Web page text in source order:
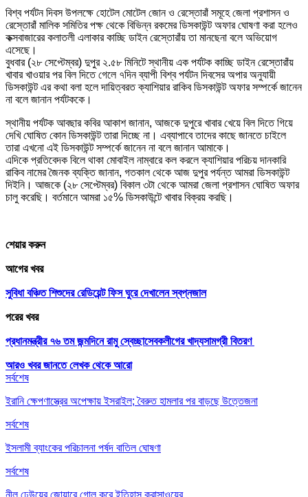
বিশ্ব পর্যটন দিবস উপলক্ষে হোটেল মোটেল জোন ও রেস্তোরাঁ সমূহে জেলা প্রশাসন ও
রেস্তোরাঁ মালিক সমিতির পক্ষ থেকে বিভিন্ন রকমের ডিসকাউন্ট অফার ঘোষণা করা হলেও
কক্সবাজারের কলাতলী এলাকার কাচ্ছি ডাইন রেস্তোরাঁয় তা মানছেনা বলে অভিয়োগ
এসেছে।
বুধবার (২৮ সেপ্টেম্বর) দুপুর ২.৫৮ মিনিটে স্থানীয় এক পর্যটক কাচ্ছি ডাইন রেস্তোরাঁয়
খাবার খাওয়ার পর বিল দিতে গেলে ৭দিন ব্যাপী বিশ্ব পর্যটন দিবসের অপার অনুযায়ী
ডিসকাউন্ট এর কথা বলা হলে দায়িত্বরত ক্যাশিয়ার রাকিব ডিসকাউন্ট অফার সম্পর্কে জানেন
না বলে জানান পর্যটককে।
স্থানীয় পর্যটক আবছার কবির আকাশ জানান, আজকে দুপুরে খাবার খেয়ে বিল দিতে গিয়ে
দেখি ঘোষিত কোন ডিসকাউন্ট তারা দিচ্ছে না। এব্যাপাবে তাদের কাছে জানতে চাইলে
তারা এখনো এই ডিসকাউন্ট সম্পর্কে জানেন না বলে জানান আমাকে।
এদিকে প্রতিবেদক বিলে থাকা মোবাইল নাম্বারে কল করলে ক্যাশিয়ার পরিচয় দানকারি
রাকিব নামের জৈনক ব্যক্তি জানান, গতকাল থেকে আজ দুপুর পর্যন্ত আমরা ডিসকাউন্ট
দিইনি। আজকে (২৮ সেপ্টেম্বর) বিকাল ৩টা থেকে আমরা জেলা প্রশাসন ঘোষিত অফার
চালু করেছি। বর্তমানে আমরা ১৫% ডিসকাউন্টে খাবার বিক্রয় করছি।
শেয়ার করুন
আগের খবর
সুবিধা বঞ্চিত শিশুদের রেডিয়েন্ট ফিস ঘুরে দেখালেন স্বপ্নজাল
পরের খবর
প্রধানমন্ত্রীর ৭৬ তম জন্মদিনে রামু স্বেচ্ছাসেবকলীগের খাদ্যসামগ্রী বিতরণ
আরও খবর জানতে লেখক থেকে আরো
সর্বশেষ
ইরানি ক্ষেপণাস্ত্রের অপেক্ষায় ইসরাইল; বৈরুত হামলার পর বাড়ছে উত্তেজনা
সর্বশেষ
ইসলামী ব্যাংকের পরিচালনা পর্ষদ বাতিল ঘোষণা
সর্বশেষ